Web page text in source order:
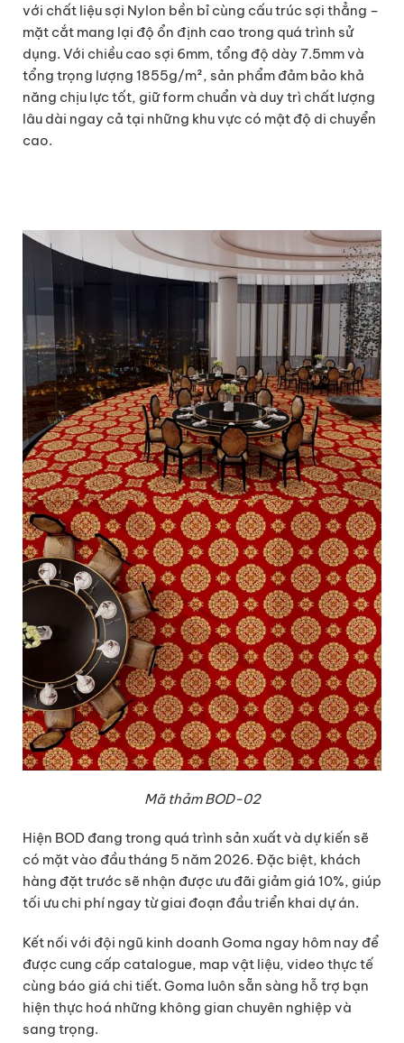
với chất liệu sợi Nylon bền bỉ cùng cấu trúc sợi thẳng –
mặt cắt mang lại độ ổn định cao trong quá trình sử
dụng. Với chiều cao sợi 6mm, tổng độ dày 7.5mm và
tổng trọng lượng 1855g/m², sản phẩm đảm bảo khả
năng chịu lực tốt, giữ form chuẩn và duy trì chất lượng
lâu dài ngay cả tại những khu vực có mật độ di chuyển
cao.
Mã thảm BOD-02
Hiện BOD đang trong quá trình sản xuất và dự kiến sẽ
có mặt vào đầu tháng 5 năm 2026. Đặc biệt, khách
hàng đặt trước sẽ nhận được ưu đãi giảm giá 10%, giúp
tối ưu chi phí ngay từ giai đoạn đầu triển khai dự án.
Kết nối với đội ngũ kinh doanh Goma ngay hôm nay để
được cung cấp catalogue, map vật liệu, video thực tế
cùng báo giá chi tiết. Goma luôn sẵn sàng hỗ trợ bạn
hiện thực hoá những không gian chuyên nghiệp và
sang trọng.